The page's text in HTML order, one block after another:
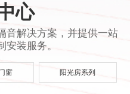
心
音解决方案，并提供一站
安装服务。
窗 阳光房系列